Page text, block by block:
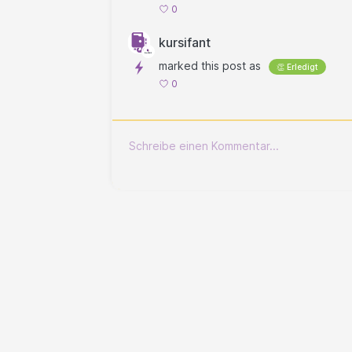
0
kursifant
marked this post as 👏 Erledigt
0